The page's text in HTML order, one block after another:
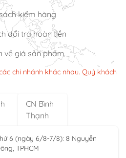
kiểm hàng
đổi trả hoàn tiền
về giá sản phẩm
chi nhánh khác nhau. Quý khách
CN Bình
Thạnh
6 (ngày 6/8-7/8): 8 Nguyễn
TPHCM